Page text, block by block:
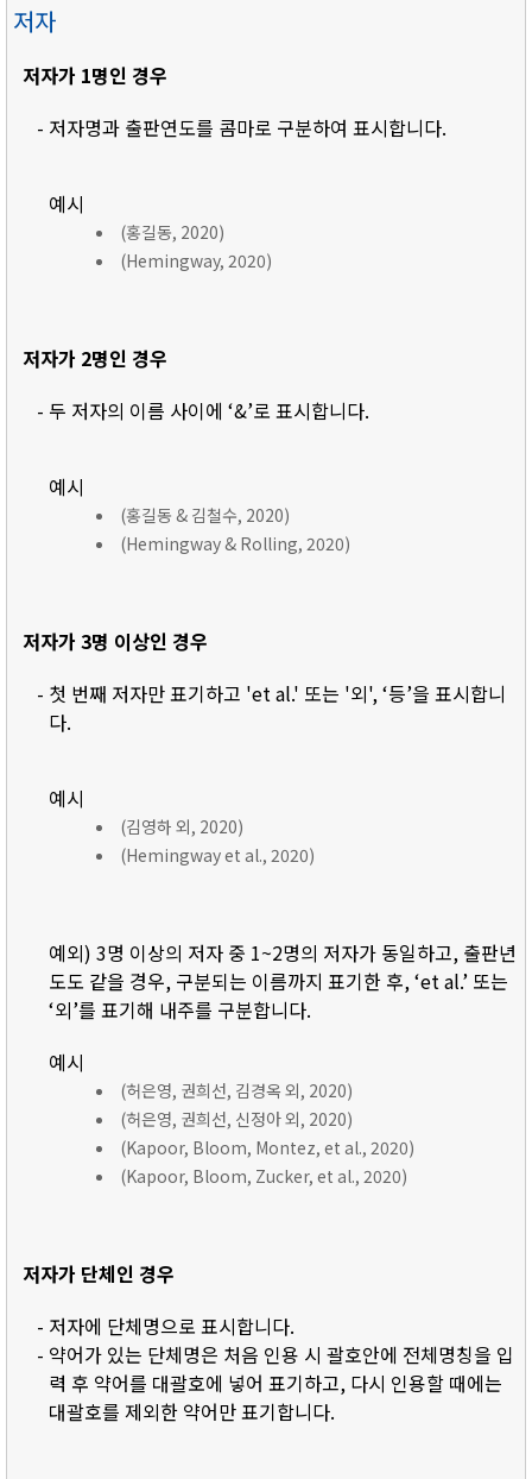
저자
저자가 1명인 경우
- 저자명과 출판연도를 콤마로 구분하여 표시합니다.
예시
(홍길동, 2020)
(Hemingway, 2020)
저자가 2명인 경우
- 두 저자의 이름 사이에 ‘&’로 표시합니다.
예시
(홍길동 & 김철수, 2020)
(Hemingway & Rolling, 2020)
저자가 3명 이상인 경우
- 첫 번째 저자만 표기하고 'et al.' 또는 '외', ‘등’을 표시합니
다.
예시
(김영하 외, 2020)
(Hemingway et al., 2020)
예외) 3명 이상의 저자 중 1~2명의 저자가 동일하고, 출판년
도도 같을 경우, 구분되는 이름까지 표기한 후, ‘et al.’ 또는
‘외’를 표기해 내주를 구분합니다.
예시
(허은영, 권희선, 김경옥 외, 2020)
(허은영, 권희선, 신정아 외, 2020)
(Kapoor, Bloom, Montez, et al., 2020)
(Kapoor, Bloom, Zucker, et al., 2020)
저자가 단체인 경우
- 저자에 단체명으로 표시합니다.
- 약어가 있는 단체명은 처음 인용 시 괄호안에 전체명칭을 입
력 후 약어를 대괄호에 넣어 표기하고, 다시 인용할 때에는
대괄호를 제외한 약어만 표기합니다.